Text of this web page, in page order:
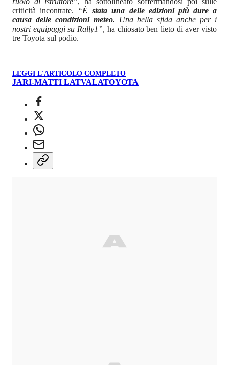
criticità incontrate.
“È stata una delle edizioni più dure a
causa delle condizioni meteo. Una bella sfida anche per i
nostri equipaggi su Rally1”, ha chiosato ben lieto di aver visto
tre Toyota sul podio.
LEGGI L'ARTICOLO COMPLETO
JARI-MATTI LATVALATOYOTA